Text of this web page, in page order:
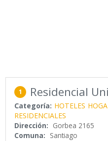
1 Residencial
Categoría: HOTELES
RESIDENCIALES
Dirección: Gorbea 2165
Comuna: Santiago